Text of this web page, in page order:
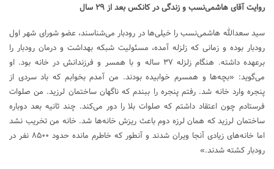
روایت آقای هاشمی‌نسب و زندگی در کانکس بعد از ۲۹ سال
سید سعدالله هاشمی‌نسب را خیلی‌ها در رودبار می‌شناسند، عضو شورای شهر اول
رودبار بوده و زمانی که زلزله آمده، مسئولیت شبکه بهداشت و درمان رودبار را
برعهده داشته. هنگام زلزله ۳۷ ساله و با همسر و فرزندانش در خانه بود. او
می‌گوید: «بچه‌ها و همسرم خوابیده بودند. من آمدم بخوابم که باد سردی از
پنجره وارد خانه شد. رفتم پنجره را ببندم که ناگهان ساختمان لرزید. من صلوات
فرستادم چون اعتقاد داشتم که صلوات بلا را دور می‌کند. چند ثانیه بعد دوباره
ساختمان لرزید که همان لرزه دوم باعث ریزش خانه‌ها شد. خانه من تخریب نشد
اما خانه‌های زیادی آنجا ویران شدند و آنطور که خاطرم مانده حدود ۸۵۰۰ نفر در
رودبار کشته شدند.»